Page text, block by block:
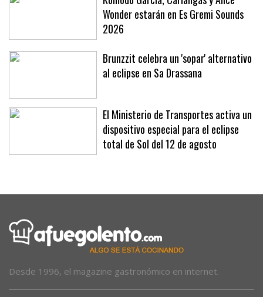
Wonder estarán en Es Gremi Sounds
2026
Brunzzit celebra un 'sopar' alternativo
al eclipse en Sa Drassana
El Ministerio de Transportes activa un
dispositivo especial para el eclipse
total de Sol del 12 de agosto
Desde 1996, el magazine gastronómico en internet.